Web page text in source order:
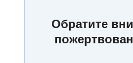
Обратите